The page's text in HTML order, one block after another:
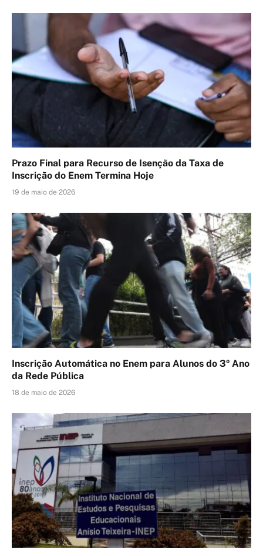
Prazo Final para Recurso de Isenção da Taxa de
Inscrição do Enem Termina Hoje
19 de maio de 2026
Inscrição Automática no Enem para Alunos do 3º Ano
da Rede Pública
18 de maio de 2026